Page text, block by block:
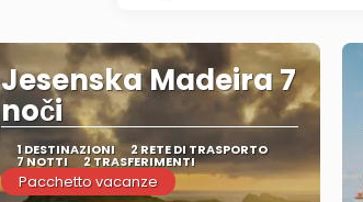
Jesenska Madeira 7
noči
1 DESTINAZIONI 2 RETE DI TRASPORTO
7 NOTTI 2 TRASFERIMENTI
Pacchetto vacanze